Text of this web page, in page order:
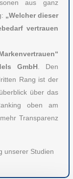
aus ganz
„Welcher dieser
vertrauen
GmbH . Den
Rang ist der
über das
oben am
Transparenz
unserer Studien